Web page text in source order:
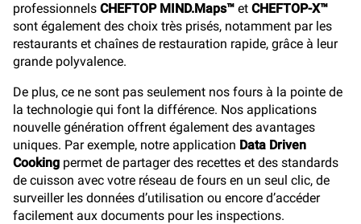
professionnels CHEFTOP MIND.Maps™ et CHEFTOP-X™
sont également des choix très prisés, notamment par les
restaurants et chaînes de restauration rapide, grâce à leur
grande polyvalence.
De plus, ce ne sont pas seulement nos fours à la pointe de
la technologie qui font la différence. Nos applications
nouvelle génération offrent également des avantages
uniques. Par exemple, notre application Data Driven
Cooking permet de partager des recettes et des standards
de cuisson avec votre réseau de fours en un seul clic, de
surveiller les données d’utilisation ou encore d’accéder
facilement aux documents pour les inspections.